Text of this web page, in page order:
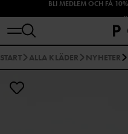
START ALLA KLÄDER NYHETER